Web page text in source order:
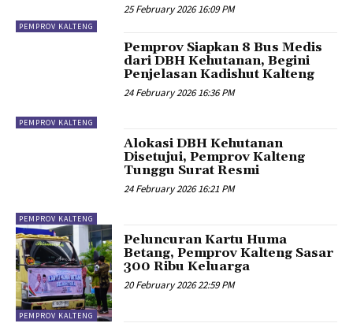
PEMPROV KALTENG
25 February 2026 16:09 PM
PEMPROV KALTENG
Pemprov Siapkan 8 Bus Medis
dari DBH Kehutanan, Begini
Penjelasan Kadishut Kalteng
24 February 2026 16:36 PM
PEMPROV KALTENG
Alokasi DBH Kehutanan
Disetujui, Pemprov Kalteng
Tunggu Surat Resmi
24 February 2026 16:21 PM
PEMPROV KALTENG
Peluncuran Kartu Huma
Betang, Pemprov Kalteng Sasar
300 Ribu Keluarga
20 February 2026 22:59 PM